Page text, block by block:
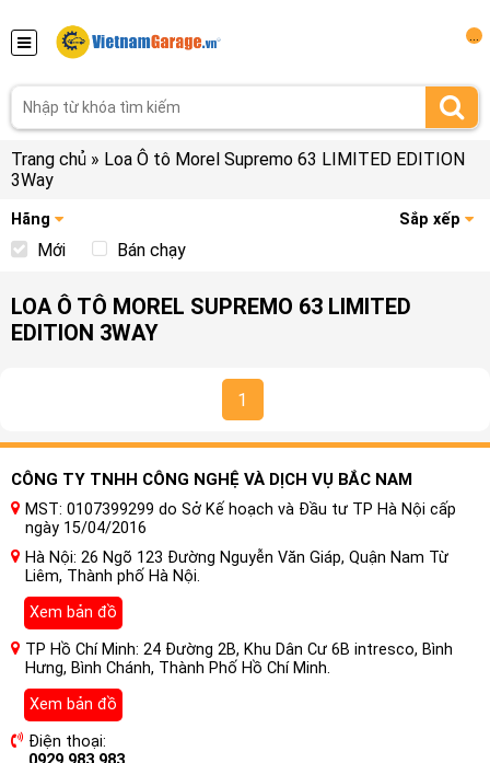
Trang chủ » Loa Ô tô Morel Supremo 63 LIMITED EDITION
3Way
Hãng Sắp xếp
Mới Bán chạy
LOA Ô TÔ MOREL SUPREMO 63 LIMITED
EDITION 3WAY
1
CÔNG TY TNHH CÔNG NGHỆ VÀ DỊCH VỤ BẮC NAM
MST: 0107399299 do Sở Kế hoạch và Đầu tư TP Hà Nội cấp
ngày 15/04/2016
Hà Nội: 26 Ngõ 123 Đường Nguyễn Văn Giáp, Quận Nam Từ
Liêm, Thành phố Hà Nội.
Xem bản đồ
TP Hồ Chí Minh: 24 Đường 2B, Khu Dân Cư 6B intresco, Bình
Hưng, Bình Chánh, Thành Phố Hồ Chí Minh.
Xem bản đồ
Điện thoại: